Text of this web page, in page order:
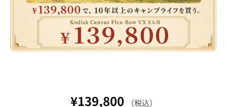
¥139,800 （税込）